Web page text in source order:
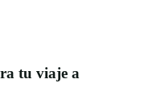
tu viaje a